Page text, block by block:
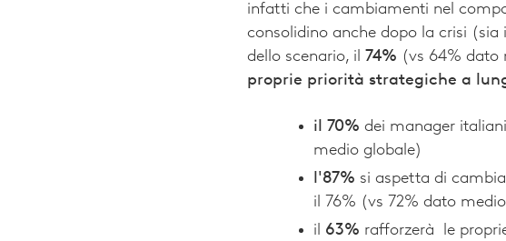
infatti che i cambiamenti nel
consolidino anche dopo la crisi (sia
dello scenario, il 74% (vs 64% dato
proprie priorità strategiche a
il 70% dei manager
medio globale)
l'87% si aspetta di
il 76% (vs 72% dato
il 63% rafforzerà le